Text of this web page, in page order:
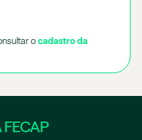
o cadastro da
FECAP